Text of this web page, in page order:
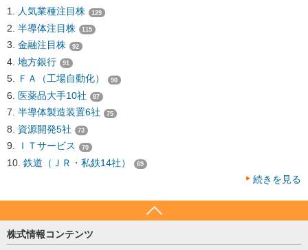
人気業種注目株 129
半導体注目株 115
金融注目株 92
地方銀行 91
ＦＡ（工場自動化） 90
医薬品大手10社 87
半導体製造装置6社 75
資源開発5社 73
ＩＴサービス 70
鉄道（ＪＲ・私鉄14社） 69
続きを見る
株式情報コンテンツ